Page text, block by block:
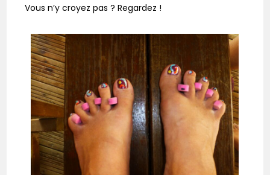
Vous n’y croyez pas ? Regardez !